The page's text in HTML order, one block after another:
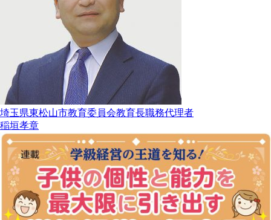
埼玉県東松山市教育委員会教育長職務代理者
稲垣孝章